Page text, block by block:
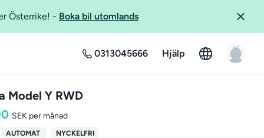
Österrike! - Boka bil utomlands
0313045666 Hjälp
Model Y RWD
SEK per månad
AUTOMAT NYCKELFRI